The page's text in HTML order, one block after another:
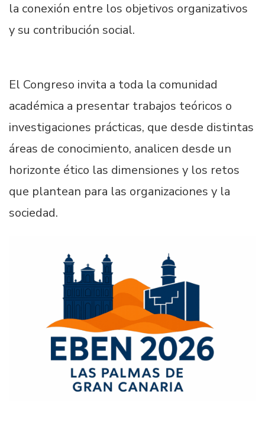
la conexión entre los objetivos organizativos
y su contribución social.
El Congreso invita a toda la comunidad
académica a presentar trabajos teóricos o
investigaciones prácticas, que desde distintas
áreas de conocimiento, analicen desde un
horizonte ético las dimensiones y los retos
que plantean para las organizaciones y la
sociedad.